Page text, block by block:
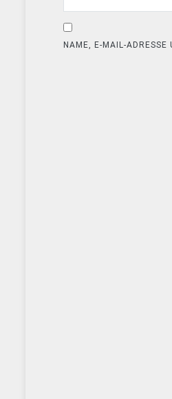
NAME, E-MAIL-